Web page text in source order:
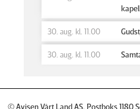
30. aug. kl. 11.00
30. aug. kl. 11.00
© Avisen Vårt Land AS, Postboks 1180